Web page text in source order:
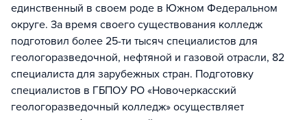
единственный в своем роде в Южном Федеральном
округе. За время своего существования колледж
подготовил более 25-ти тысяч специалистов для
геологоразведочной, нефтяной и газовой отрасли, 82
специалиста для зарубежных стран. Подготовку
специалистов в ГБПОУ РО «Новочеркасский
геологоразведочный колледж» осуществляет